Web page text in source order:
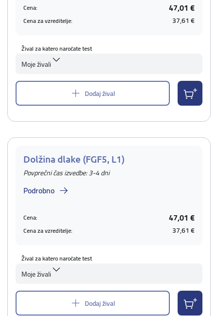
Cena: 47,01 €
Cena za vzreditelje: 37,61 €
Žival za katero naročate test
Moje živali
Dodaj žival
Dolžina dlake (FGF5, L1)
Povprečni čas izvedbe: 3-4 dni
Podrobno
Cena: 47,01 €
Cena za vzreditelje: 37,61 €
Žival za katero naročate test
Moje živali
Dodaj žival